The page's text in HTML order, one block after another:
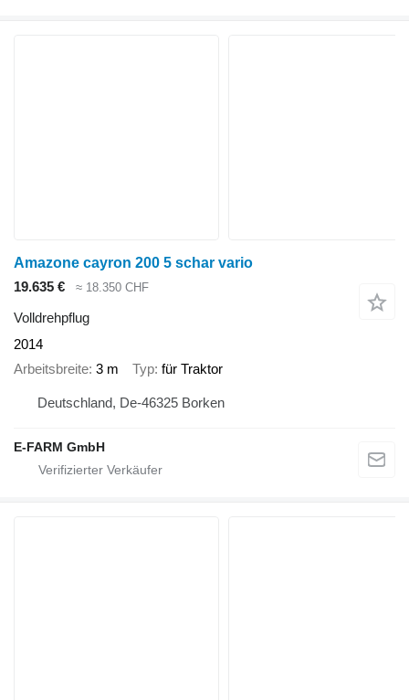
Amazone cayron 200 5 schar vario
19.635 €
≈ 18.350 CHF
Volldrehpflug
2014
Arbeitsbreite 3 m Typ für Traktor
Deutschland, De-46325 Borken
E-FARM GmbH